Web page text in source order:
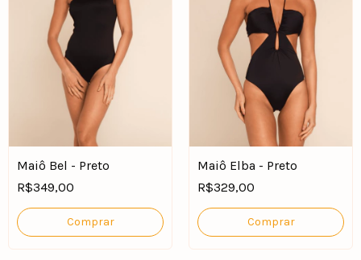
Maiô Bel - Preto
R$349,00
Comprar
Maiô Elba - Preto
R$329,00
Comprar